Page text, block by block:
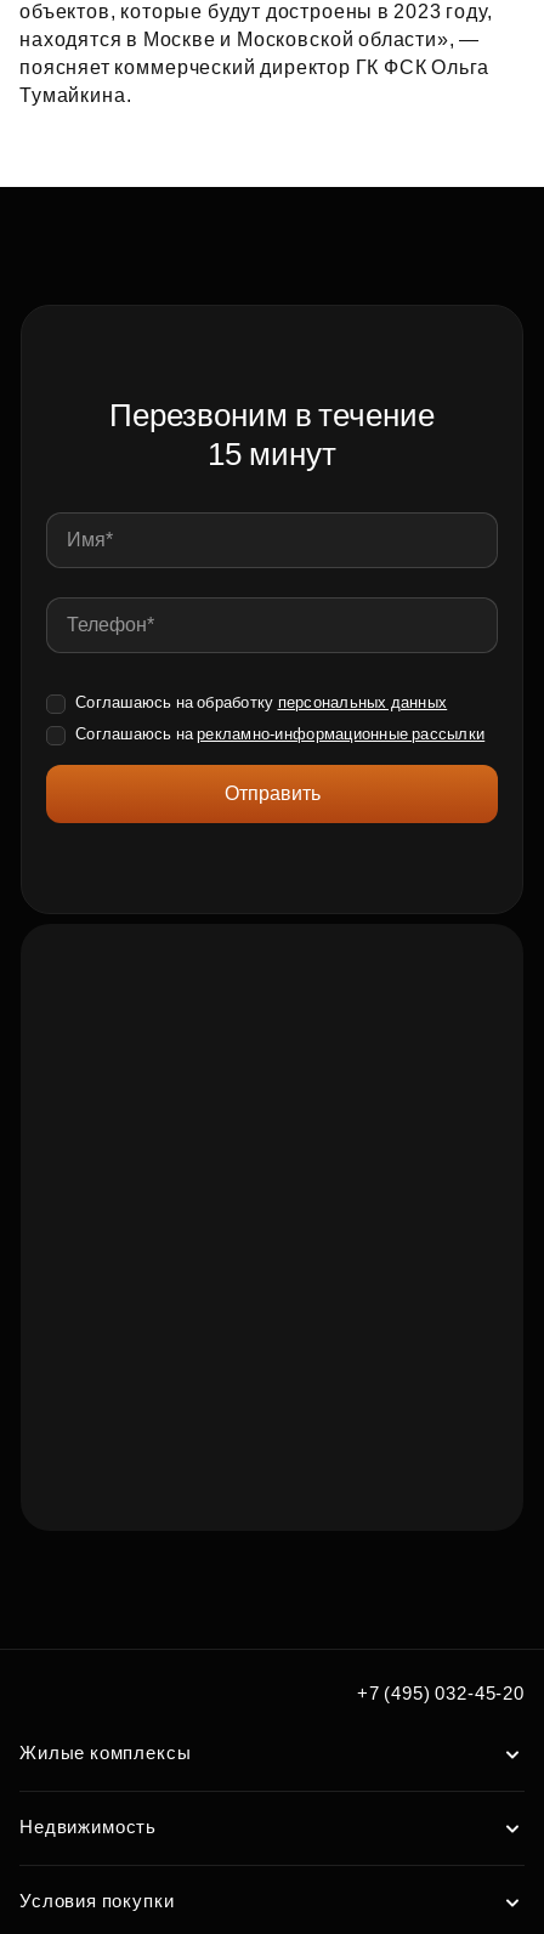
объектов, которые будут достроены в 2023 году,
находятся в Москве и Московской области», —
поясняет коммерческий директор ГК ФСК Ольга
Тумайкина.
Перезвоним в течение
15 минут
Соглашаюсь на обработку персональных данных
Соглашаюсь нарекламно-информационные рассылки
Отправить
+7 (495) 032-45-20
Жилые комплексы
Недвижимость
Условия покупки